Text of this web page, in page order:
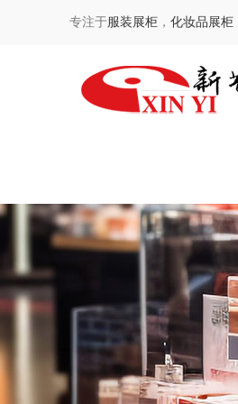
专注于服装展柜 ，化妆品展柜